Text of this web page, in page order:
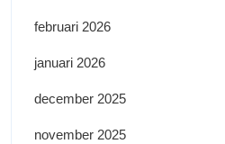
februari 2026
januari 2026
december 2025
november 2025